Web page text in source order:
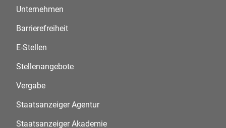
Unternehmen
Barrierefreiheit
E-Stellen
Stellenangebote
Vergabe
Staatsanzeiger Agentur
Staatsanzeiger Akademie